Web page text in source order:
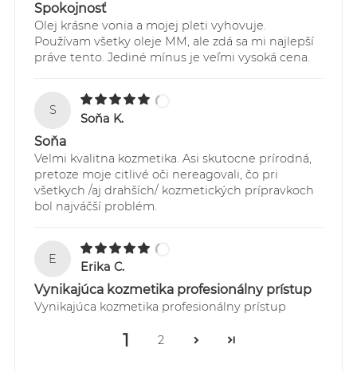
Spokojnosť
Olej krásne vonia a mojej pleti vyhovuje.
Používam všetky oleje MM, ale zdá sa mi najlepší
práve tento. Jediné mínus je veľmi vysoká cena.
S
Soňa K.
Soňa
Velmi kvalitna kozmetika. Asi skutocne prírodná,
pretoze moje citlivé oči nereagovali, čo pri
všetkych /aj drahších/ kozmetických prípravkoch
bol najváčší problém.
E
Erika C.
Vynikajúca kozmetika profesionálny prístup
Vynikajúca kozmetika profesionálny prístup
1 2